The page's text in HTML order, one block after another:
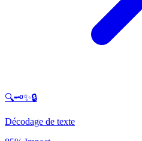
🔍🗝️✨🔒
Décodage de texte